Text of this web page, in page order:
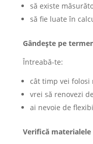
să existe
să fie luate în
Gândește pe
Întreabă-te:
cât timp vei folosi
vrei să renovezi
ai nevoie de
Verifică materialele